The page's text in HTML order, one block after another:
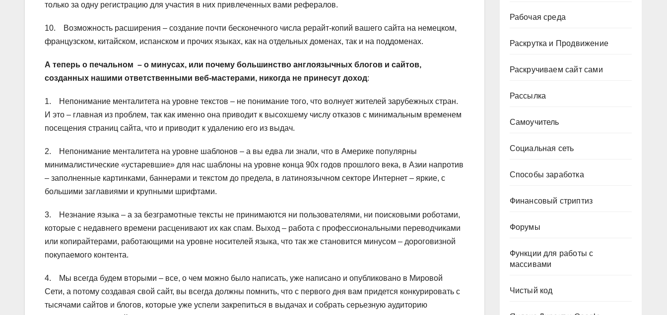
только за одну регистрацию для участия в них привлеченных вами рефералов.
10. Возможность расширения – создание почти бесконечного числа рерайт-копий вашего сайта на немецком,
французском, китайском, испанском и прочих языках, как на отдельных доменах, так и на поддоменах.
А теперь о печальном – о минусах, или почему большинство англоязычных блогов и сайтов,
созданных нашими ответственными веб-мастерами, никогда не принесут доход:
1. Непонимание менталитета на уровне текстов – не понимание того, что волнует жителей зарубежных стран.
И это – главная из проблем, так как именно она приводит к высохшему числу отказов с минимальным временем
посещения страниц сайта, что и приводит к удалению его из выдач.
2. Непонимание менталитета на уровне шаблонов – а вы едва ли знали, что в Америке популярны
минималистические «устаревшие» для нас шаблоны на уровне конца 90х годов прошлого века, в Азии напротив
– заполненные картинками, баннерами и текстом до предела, в латиноязычном секторе Интернет – яркие, с
большими заглавиями и крупными шрифтами.
3. Незнание языка – а за безграмотные тексты не принимаются ни пользователями, ни поисковыми роботами,
которые с недавнего времени расценивают их как спам. Выход – работа с профессиональными переводчиками
или копирайтерами, работающими на уровне носителей языка, что так же становится минусом – дороговизной
покупаемого контента.
4. Мы всегда будем вторыми – все, о чем можно было написать, уже написано и опубликовано в Мировой
Сети, а потому создавая свой сайт, вы всегда должны помнить, что с первого дня вам придется конкурировать с
тысячами сайтов и блогов, которые уже успели закрепиться в выдачах и собрать серьезную аудиторию
Рабочая среда
Раскрутка и Продвижение
Раскручиваем сайт сами
Рассылка
Самоучитель
Социальная сеть
Способы заработка
Финансовый стриптиз
Форумы
Функции для работы с
массивами
Чистый код